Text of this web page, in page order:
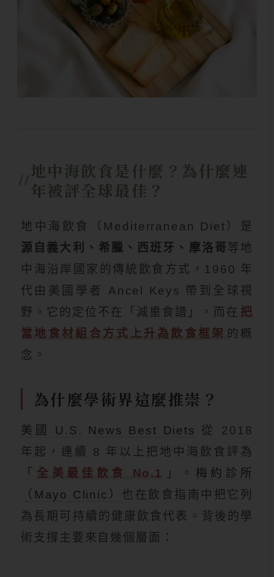
地中海飲食是什麼？為什麼連
年被評全球最佳？
地中海飲食（Mediterranean Diet）是
源自義大利、希臘、西班牙、摩洛哥等地
中海沿岸國家的傳統飲食方式，1960 年
代由美國學者 Ancel Keys 帶到全球視
野。它的定位不在「減重食譜」，而在 把
當地食材組合方式上升為飲食框架 的概
念。
為什麼學術界這麼推崇？
美國 U.S. News Best Diets
從 2018
年起，連續 8 年以上把地中海飲食評為
「
全美最佳飲食 No.1 」。 梅約診所
（Mayo Clinic） 也在飲食指南中把它列
為長期可持續的健康飲食代表。背後的學
術支撐主要來自幾個層面：